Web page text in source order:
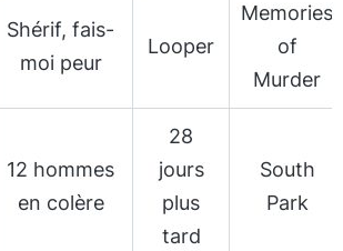
Shérif, fais-
moi peur
Looper
Memories
of
Murder
12 hommes
en colère
28
jours
plus
tard
South
Park